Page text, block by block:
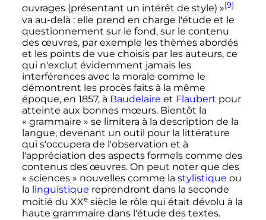
ouvrages (présentant un intérêt de style) »[9]
va au-delà : elle prend en charge l'étude et le
questionnement sur le fond, sur le contenu
des œuvres, par exemple les thèmes abordés
et les points de vue choisis par les auteurs, ce
qui n'exclut évidemment jamais les
interférences avec la morale comme le
démontrent les procès faits à la même
époque, en 1857, à Baudelaire et Flaubert pour
atteinte aux bonnes mœurs. Bientôt la
« grammaire » se limitera à la description de la
langue, devenant un outil pour la littérature
qui s'occupera de l'observation et à
l'appréciation des aspects formels comme des
contenus des œuvres. On peut noter que des
« sciences » nouvelles comme la stylistique ou
la linguistique reprendront dans la seconde
moitié du XXe siècle le rôle qui était dévolu à la
haute grammaire dans l'étude des textes.